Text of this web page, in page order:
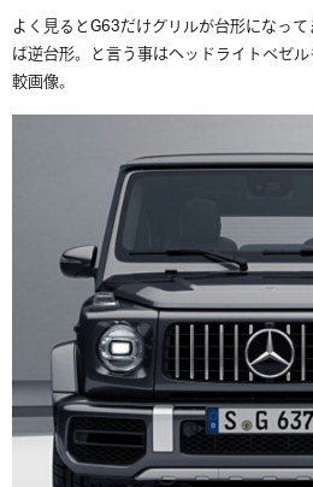
よく見るとG63だけグリルが台形になっ
ば逆台形。と言う事はヘッドライトベゼ
較画像。